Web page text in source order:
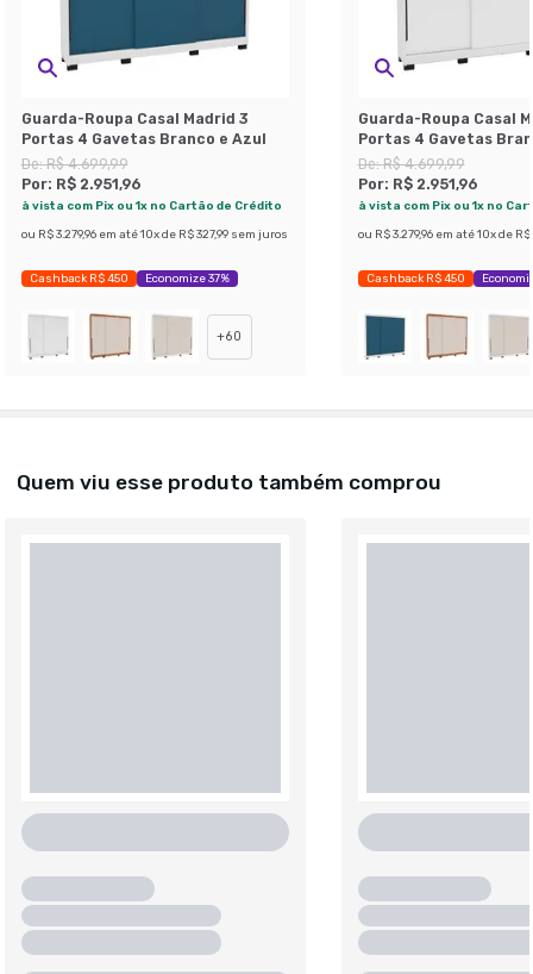
Guarda-Roupa Casal Madrid 3
Portas 4 Gavetas Branco e Azul
De:R$ 4.699,99
Por: R$ 2.951,96
à vista com Pix ou 1x no Cartão de Crédito
ou R$ 3.279,96 em até 10x de R$ 327,99 sem juros
Cashback R$ 450 Economize 37%
+60
Guarda-Roupa Casal
Portas 4 Gavetas
De:R$ 4.699,99
Por: R$ 2.951,96
à vista com Pix ou 1x no
ou R$ 3.279,96 em até 10x de R$
Cashback R$ 450
Quem viu esse produto também comprou